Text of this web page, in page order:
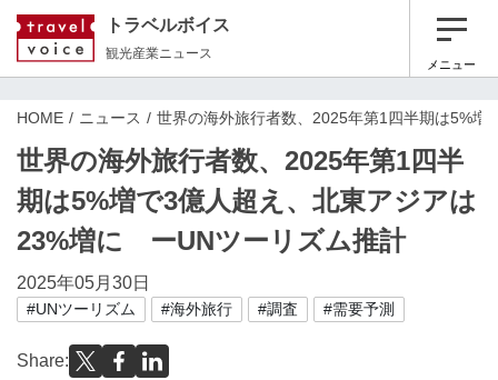
トラベルボイス
観光産業ニュース
メニュー
HOME ニュース 世界の海外旅行者数、2025年第1四半期は5%
世界の海外旅行者数、2025年第1四半
期は5%増で3億人超え、北東アジアは
23%増に ーUNツーリズム推計
2025年05月30日
#UNツーリズム #海外旅行 #調査 #需要予測
Share: